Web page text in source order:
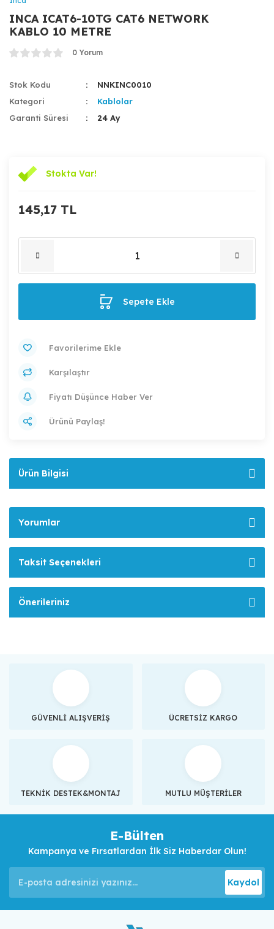
INCA ICAT6-10TG CAT6 NETWORK
KABLO 10 METRE
0 Yorum
Stok Kodu
NNKINC0010
Kategori
Kablolar
Garanti Süresi
24 Ay
Stokta Var!
145,17 TL
Sepete Ekle
Karşılaştır
Fiyatı Düşünce Haber Ver
Ürünü Paylaş!
Ürün Bilgisi
Yorumlar
Taksit Seçenekleri
Önerileriniz
GÜVENLİ ALIŞVERİŞ ÜCRETSİZ KARGO
TEKNİK DESTEK&MONTAJ MUTLU MÜŞTERİLER
E-Bülten
Kampanya ve Fırsatlardan İlk Siz Haberdar Olun!
Kaydol